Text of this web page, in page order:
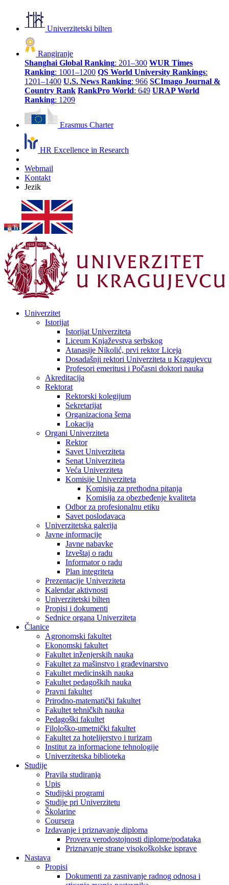
Univerzitetski bilten
Rangiranje
Shanghai Global Ranking: 201–300 WUR Times
Ranking: 1001–1200 QS World University Rankings:
1201–1400 U.S. News Ranking: 966 SCImago Journal &
Country Rank RankPro World: 649 URAP World
Ranking: 1209
Erasmus Charter
HR Excellence in Research
Webmail
Kontakt
Jezik
Univerzitet
Istorijat
Istorijat Univerziteta
Liceum Knjaževstva serbskog
Atanasije Nikolić, prvi rektor Liceja
Dosadašnji rektori Univerziteta u Kragujevcu
Profesori emeritusi i Počasni doktori nauka
Akreditacija
Rektorat
Rektorski kolegijum
Sekretarijat
Organizaciona šema
Lokacija
Organi Univerziteta
Rektor
Savet Univerziteta
Senat Univerziteta
Veća Univerziteta
Komisije Univerziteta
Komisija za prethodna pitanja
Komisija za obezbeđenje kvaliteta
Odbor za profesionalnu etiku
Savet poslodavaca
Univerzitetska galerija
Javne informacije
Javne nabavke
Izveštaj o radu
Informator o radu
Plan integriteta
Prezentacije Univerziteta
Kalendar aktivnosti
Univerzitetski bilten
Propisi i dokumenti
Sednice organa Univerziteta
Članice
Agronomski fakultet
Ekonomski fakultet
Fakultet inženjerskih nauka
Fakultet za mašinstvo i građevinarstvo
Fakultet medicinskih nauka
Fakultet pedagoških nauka
Pravni fakultet
Prirodno-matematički fakultet
Fakultet tehničkih nauka
Pedagoški fakultet
Filološko-umetnički fakultet
Fakultet za hotelijerstvo i turizam
Institut za informacione tehnologije
Univerzitetska biblioteka
Studije
Pravila studiranja
Upis
Studijski programi
Studije pri Univerzitetu
Školarine
Coursera
Izdavanje i priznavanje diploma
Provera verodostojnosti diplome/podataka
Priznavanje strane visokoškolske isprave
Nastava
Propisi
Dokumenti za zasnivanje radnog odnosa i